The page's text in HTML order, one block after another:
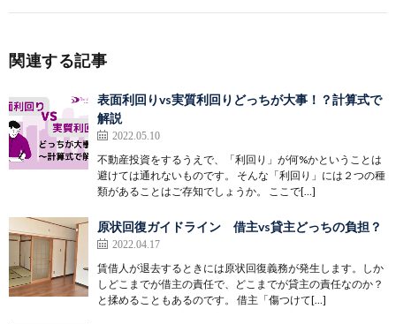
関連する記事
表面利回りvs実質利回りどっちが大事！？計算式で
解説
2022.05.10
不動産投資をするうえで、「利回り」が何%かということは
避けては通れないものです。 そんな「利回り」には２つの種
類があることはご存知でしょうか。 ここで[…]
原状回復ガイドライン 借主vs貸主どっちの負担？
2022.04.17
賃借人が退去するときには原状回復義務が発生します。しか
しどこまでが借主の責任で、どこまでが貸主の責任なのか？
と揉めることもあるのです。 借主「傷つけて[…]